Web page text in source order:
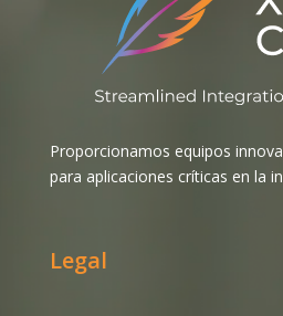
Proporcionamos equipos
para aplicaciones críticas en la
Legal